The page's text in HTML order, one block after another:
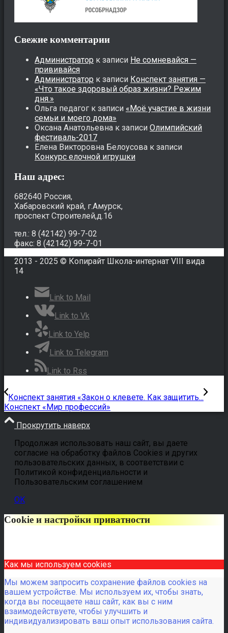
Свежие комментарии
Администратор к записи Не сомневайся —
прививайся
Администратор к записи Конспект занятия —
«Что такое здоровый образ жизни? Режим
дня.»
Ольга педагог к записи «Моё участие в жизни
семьи и моего дома»
Оксана Анатольевна к записи Олимпийский
фестиваль-2017
Елена Викторовна Белоусова к записи
Конкурс елочной игрушки
Наш адрес:
682640 Россия,
Хабаровский край, г.Амурск,
проспект Строителей,д.16
тел.: 8 (42142) 99-7-02
факс: 8 (42142) 99-7-01
2013 - 2025 © Копирайт Школа-интернат VIII вида
14
Link to Mail
Link to Vk
Link to Yelp
Link to Telegram
Link to Rss
Конспект занятия «Закон о клевете. Как защитить...
Конспект «Мир профессий»
Прокрутить наверх
Продолжая использовать наш сайт, вы даете
согласие на обработку файлов Cookies и других
пользовательских данных, в соответствии с
Политикой конфиденциальности и
Пользовательским соглашением
OK
Cookie и настройки приватности
Как мы используем cookies
Мы можем запросить сохранение файлов cookies на
вашем устройстве. Мы используем их, чтобы знать,
когда вы посещаете наш сайт, как вы с ним
взаимодействуете, чтобы улучшить и
индивидуализировать ваш опыт использования сайта.